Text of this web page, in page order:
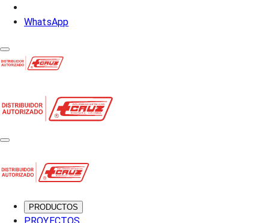
WhatsApp
PRODUCTOS
PROYECTOS